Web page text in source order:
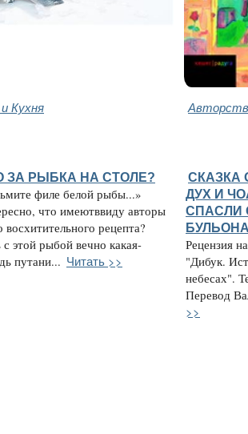
Кухня
ЗА РЫБКА НА СТОЛЕ?
филе белой рыбы...»
что имеютввиду авторы
восхитительного рецепта?
этой рыбой вечно какая-
путани... Читать >>
СКАЗКА
ДУХ И
СПАСЛИ
Рецензия
"Дибук.
небесах".
Перевод
>>